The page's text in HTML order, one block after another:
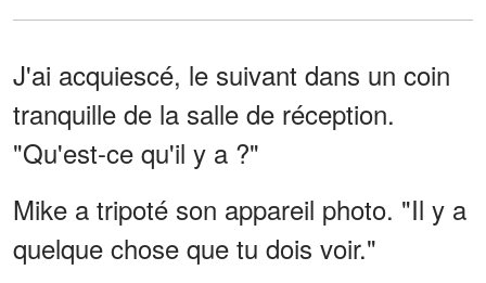
J'ai acquiescé, le suivant dans un coin
tranquille de la salle de réception.
"Qu'est-ce qu'il y a ?"
Mike a tripoté son appareil photo. "Il y a
quelque chose que tu dois voir."